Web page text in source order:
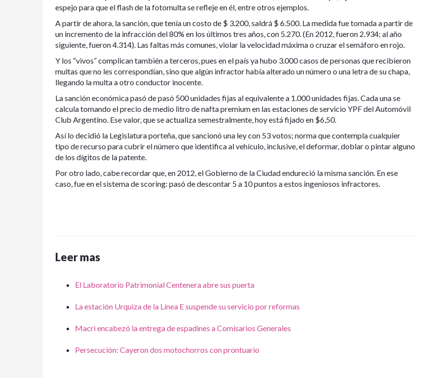
espejo para que el flash de la fotomulta se refleje en él, entre otros ejemplos.
A partir de ahora, la sanción, que tenía un costo de $ 3.200, saldrá $ 6.500. La medida fue tomada a partir de
un incremento de la infracción del 80% en los últimos tres años, con 5.270. (En 2012, fueron 2.934; al año
siguiente, fueron 4.314). Las faltas más comunes, violar la velocidad máxima o cruzar el semáforo en rojo.
Y los “vivos” complican también a terceros, pues en el país ya hubo 3.000 casos de personas que recibieron
multas que no les correspondían, sino que algún infractor había alterado un número o una letra de su chapa,
llegando la multa a otro conductor inocente.
La sanción económica pasó de pasó 500 unidades fijas al equivalente a 1.000 unidades fijas. Cada una se
calcula tomando el precio de medio litro de nafta premium en las estaciones de servicio YPF del Automóvil
Club Argentino. Ese valor, que se actualiza semestralmente, hoy está fijado en $6,50.
Así lo decidió la Legislatura porteña, que sancionó una ley con 53 votos; norma que contempla cualquier
tipo de recurso para cubrir el número que identifica al vehículo, inclusive, el deformar, doblar o pintar alguno
de los dígitos de la patente.
Por otro lado, cabe recordar que, en 2012, el Gobierno de la Ciudad endureció la misma sanción. En ese
caso, fue en el sistema de scoring: pasó de descontar 5 a 10 puntos a estos ingeniosos infractores.
Leer mas
El Laboratorio Patrimonial Centenera abre sus puerta
La estación Urquiza de la Línea E suspende su servicio por reformas
Macri encabezó la entrega de espadines a Comisarios Generales
Persecución: Cayeron dos motochorros con prontuario